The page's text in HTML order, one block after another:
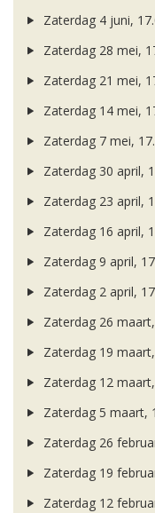
Zaterdag 4 juni,
Zaterdag 28 mei,
Zaterdag 21 mei,
Zaterdag 14 mei,
Zaterdag 7 mei,
Zaterdag 30 april,
Zaterdag 23 april,
Zaterdag 16 april,
Zaterdag 9 april,
Zaterdag 2 april,
Zaterdag 26
Zaterdag 19
Zaterdag 12
Zaterdag 5 maart,
Zaterdag 26
Zaterdag 19
Zaterdag 12